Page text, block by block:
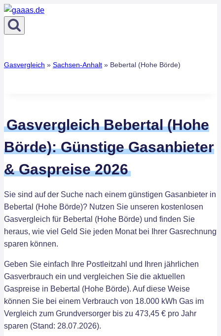
Zum
Inhalt
springen
Gasvergleich » Sachsen-Anhalt » Bebertal (Hohe Börde)
Gasvergleich Bebertal (Hohe
Börde): Günstige Gasanbieter
& Gaspreise 2026
Sie sind auf der Suche nach einem günstigen Gasanbieter in
Bebertal (Hohe Börde)? Nutzen Sie unseren kostenlosen
Gasvergleich für Bebertal (Hohe Börde) und finden Sie
heraus, wie viel Geld Sie jeden Monat bei Ihrer Gasrechnung
sparen können.
Geben Sie einfach Ihre Postleitzahl und Ihren jährlichen
Gasverbrauch ein und vergleichen Sie die aktuellen
Gaspreise in Bebertal (Hohe Börde). Auf diese Weise
können Sie bei einem Verbrauch von 18.000 kWh Gas im
Vergleich zum Grundversorger bis zu 473,45 € pro Jahr
sparen (Stand: 28.07.2026).